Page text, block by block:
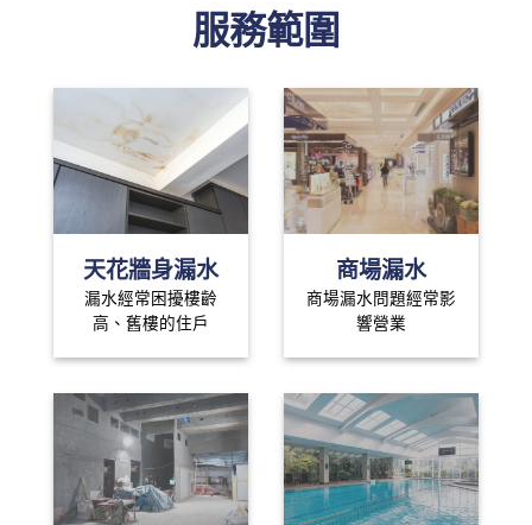
服務範圍
天花牆身漏水
漏水經常困擾樓齡
高、舊樓的住戶
商場漏水
商場漏水問題經常影
響營業